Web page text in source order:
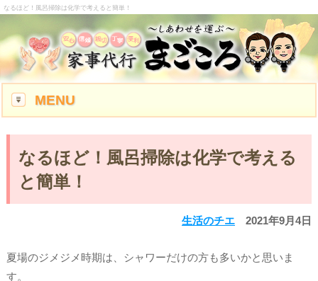
なるほど！風呂掃除は化学で考えると簡単！
MENU
なるほど！風呂掃除は化学で考える
と簡単！
2021年9月4日
生活のチエ
夏場のジメジメ時期は、シャワーだけの方も多いかと思いま
す。